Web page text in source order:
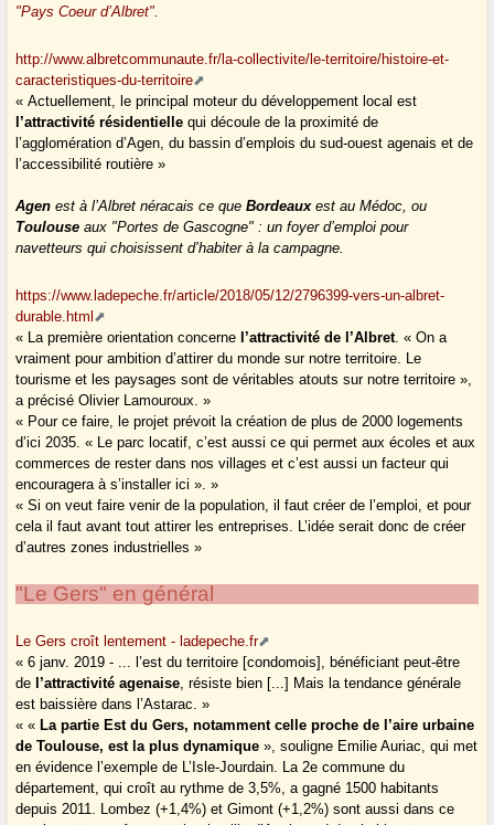
"Pays Coeur d’Albret".
http://www.albretcommunaute.fr/la-collectivite/le-territoire/histoire-et-
caracteristiques-du-territoire
« Actuellement, le principal moteur du développement local est
l’attractivité résidentielle qui découle de la proximité de
l’agglomération d’Agen, du bassin d’emplois du sud-ouest agenais et de
l’accessibilité routière »
Agen est à l’Albret néracais ce queBordeauxest au Médoc, ou
Toulouse aux "Portes de Gascogne" : un foyer d’emploi pour
navetteurs qui choisissent d’habiter à la campagne.
https://www.ladepeche.fr/article/2018/05/12/2796399-vers-un-albret-
durable.html
« La première orientation concerne l’attractivité de l’Albret. « On a
vraiment pour ambition d’attirer du monde sur notre territoire. Le
tourisme et les paysages sont de véritables atouts sur notre territoire »,
a précisé Olivier Lamouroux. »
« Pour ce faire, le projet prévoit la création de plus de 2000 logements
d’ici 2035. « Le parc locatif, c’est aussi ce qui permet aux écoles et aux
commerces de rester dans nos villages et c’est aussi un facteur qui
encouragera à s’installer ici ». »
« Si on veut faire venir de la population, il faut créer de l’emploi, et pour
cela il faut avant tout attirer les entreprises. L’idée serait donc de créer
d’autres zones industrielles »
"Le Gers" en général
Le Gers croît lentement - ladepeche.fr
« 6 janv. 2019 - ... l’est du territoire [condomois], bénéficiant peut-être
de l’attractivité agenaise, résiste bien [...] Mais la tendance générale
est baissière dans l’Astarac. »
« « La partie Est du Gers, notamment celle proche de l’aire urbaine
de Toulouse, est la plus dynamique », souligne Emilie Auriac, qui met
en évidence l’exemple de L’Isle-Jourdain. La 2e commune du
département, qui croît au rythme de 3,5%, a gagné 1500 habitants
depuis 2011. Lombez (+1,4%) et Gimont (+1,2%) sont aussi dans ce